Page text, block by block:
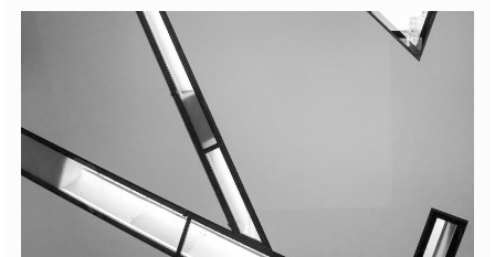
FOTOGRAFI
COLLABORA CON NOI
LIBRI PROCEEDINGS
SOCIAL MEDIA